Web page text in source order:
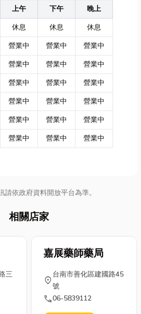
配茶具，每一
道工序都蘊藏
著獨特的韻
味。想深入了
解...
聊「台東廢棄
物清運」的那
些事，也會解
答幾個大家最
常...
上午 下午
晚上
休息 休息
休息
營業中 營業中
營業中
營業中 營業中
營業中
營業中 營業中
營業中
營業中 營業中
營業中
營業中 營業中
營業中
營業中 營業中 營業中
依政府資料開放平台為準。
相關店家
三
嘉展藥師藥局
location_on
台南市善化區建國路45
號
call06-5839112